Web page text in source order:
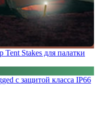
Stakes для палатки
с защитой класса IP66